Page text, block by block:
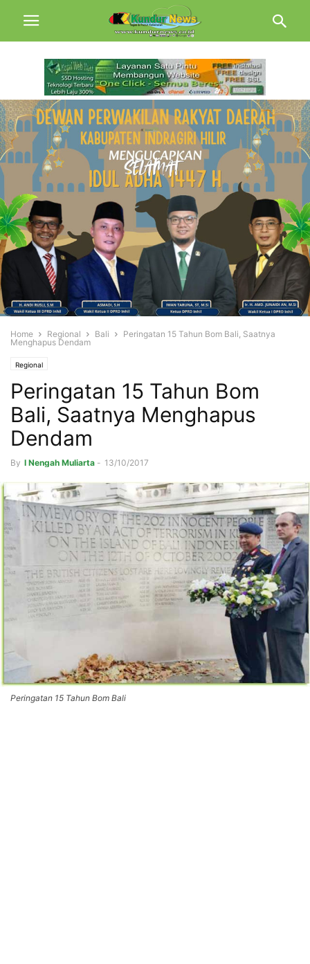
Home Regional Bali
Peringatan 15 Tahun Bom Bali, Saatnya
Menghapus Dendam
Regional
Peringatan 15 Tahun Bom
Bali, Saatnya Menghapus
Dendam
By I Nengah Muliarta - 13/10/2017
Peringatan 15 Tahun Bom Bali